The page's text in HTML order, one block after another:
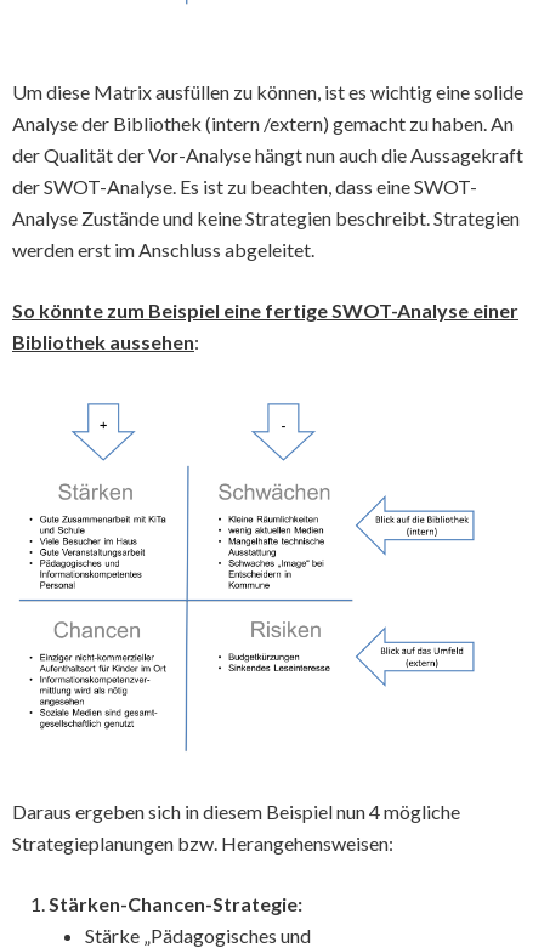
Um diese Matrix ausfüllen zu können, ist es wichtig eine solide
Analyse der Bibliothek (intern /extern) gemacht zu haben. An
der Qualität der Vor-Analyse hängt nun auch die Aussagekraft
der SWOT-Analyse. Es ist zu beachten, dass eine SWOT-
Analyse Zustände und keine Strategien beschreibt. Strategien
werden erst im Anschluss abgeleitet.
So könnte zum Beispiel eine fertige SWOT-Analyse einer
Bibliothek aussehen:
Daraus ergeben sich in diesem Beispiel nun 4 mögliche
Strategieplanungen bzw. Herangehensweisen:
Stärken-Chancen-Strategie:
Stärke „Pädagogisches und